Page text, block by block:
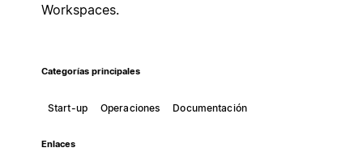
Workspaces.
Categorías principales
Start-up Operaciones Documentación
Enlaces